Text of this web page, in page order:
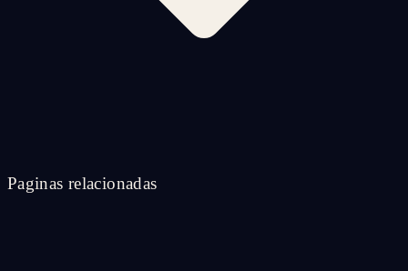
Paginas relacionadas